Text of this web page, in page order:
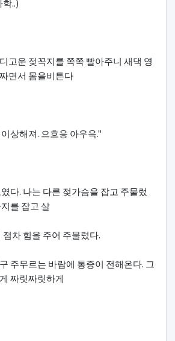
..)
고운 젖꼭지를 쪽쪽 빨아주니 새댁 영
면서 몸을비튼다
상해져. 으흐응 아우윽."
다. 나는 다른 젖가슴을 잡고 주물렀
를 잡고 살
차 힘을 주어 주물렀다.
주무르는 바람에 통증이 전해온다. 그
짜릿짜릿하게